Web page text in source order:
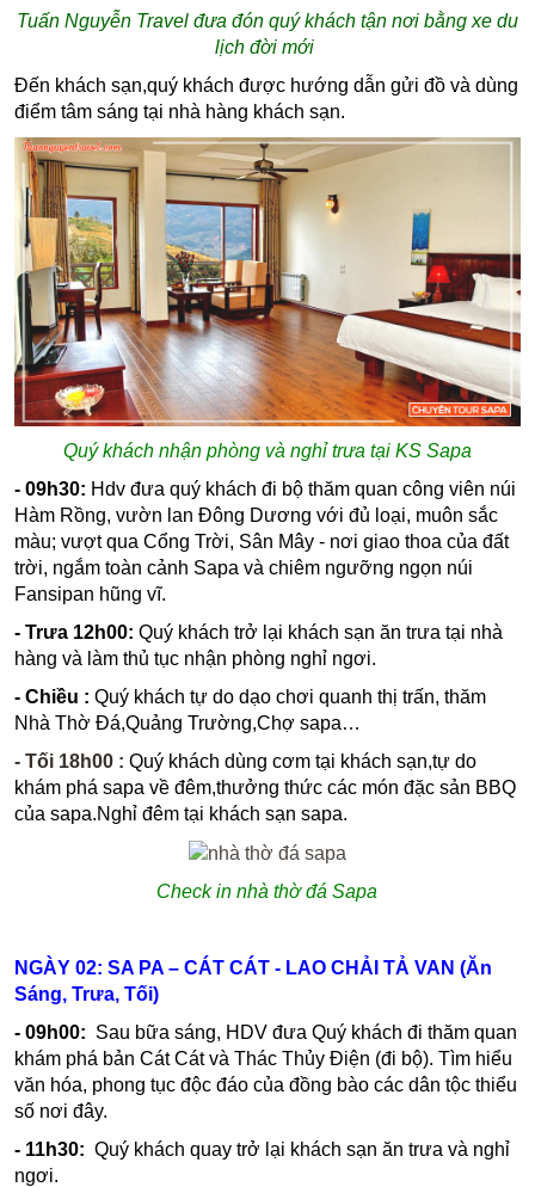
Tuấn Nguyễn Travel đưa đón quý khách tận nơi bằng xe du
lịch đời mới
Đến khách sạn,quý khách được hướng dẫn gửi đồ và dùng
điểm tâm sáng tại nhà hàng khách sạn.
Quý khách nhận phòng và nghỉ trưa tại KS Sapa
- 09h30: Hdv đưa quý khách đi bộ thăm quan công viên núi
Hàm Rồng, vườn lan Đông Dương với đủ loại, muôn sắc
màu; vượt qua Cổng Trời, Sân Mây - nơi giao thoa của đất
trời, ngắm toàn cảnh Sapa và chiêm ngưỡng ngọn núi
Fansipan hũng vĩ.
- Trưa 12h00: Quý khách trở lại khách sạn ăn trưa tại nhà
hàng và làm thủ tục nhận phòng nghỉ ngơi.
- Chiều : Quý khách tự do dạo chơi quanh thị trấn, thăm
Nhà Thờ Đá,Quảng Trường,Chợ sapa…
- Tối 18h00 : Quý khách dùng cơm tại khách sạn,tự do
khám phá sapa về đêm,thưởng thức các món đặc sản BBQ
của sapa.Nghỉ đêm tại khách sạn sapa.
Check in nhà thờ đá Sapa
NGÀY 02: SA PA – CÁT CÁT - LAO CHẢI TẢ VAN (Ăn
Sáng, Trưa, Tối)
- 09h00: Sau bữa sáng, HDV đưa Quý khách đi thăm quan
khám phá bản Cát Cát và Thác Thủy Điện (đi bộ). Tìm hiểu
văn hóa, phong tục độc đáo của đồng bào các dân tộc thiểu
số nơi đây.
- 11h30: Quý khách quay trở lại khách sạn ăn trưa và nghỉ
ngơi.